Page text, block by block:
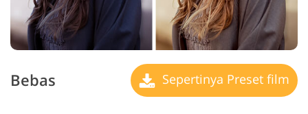
Bebas Sepertinya Preset film